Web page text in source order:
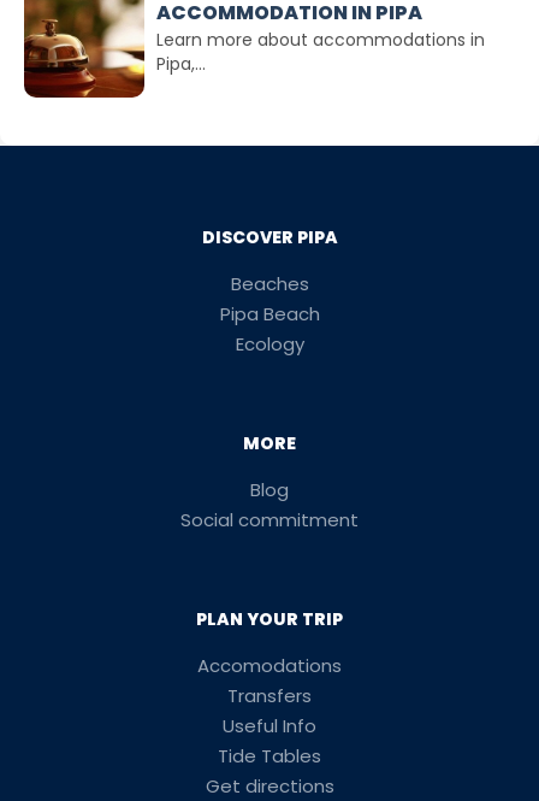
ACCOMMODATION IN PIPA
Learn more about accommodations in
Pipa,...
DISCOVER PIPA
Beaches
Pipa Beach
Ecology
MORE
Blog
Social commitment
PLAN YOUR TRIP
Accomodations
Transfers
Useful Info
Tide Tables
Get directions